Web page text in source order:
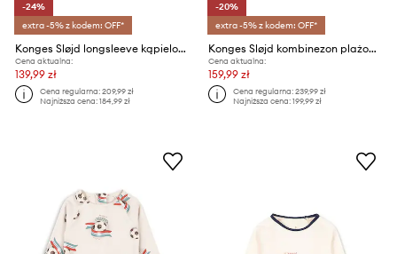
-24%
extra -5% z kodem: OFF*
Konges Sløjd longsleeve kąpielowy dziecięcy ASTER SWIM BLOUSE GRS
Cena aktualna:
139,99 zł
Cena regularna:209,99 zł
Najniższa cena:184,99 zł
-20%
extra -5% z kodem: OFF*
Konges Sløjd kombinezon plażowy dziecięcy ASTER ONESIE GRS
Cena aktualna:
159,99 zł
Cena regularna:239,99 zł
Najniższa cena:199,99 zł